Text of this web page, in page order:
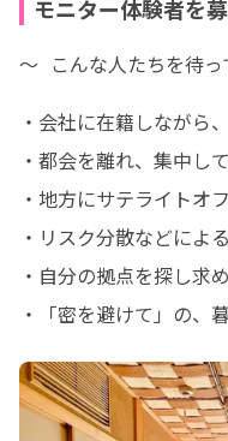
モニター体験者を募
～  こんな人たちを待
・会社に在籍しながら
・都会を離れ、集中し
・地方にサテライトオ
・リスク分散などによ
・自分の拠点を探し求
・「密を避けて」の、